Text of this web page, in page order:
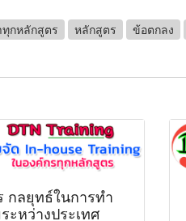
กหลักสูตร หลักสูตร ข้อตกลง
กลยุทธ์ในการทำ
ะหว่างประเทศ